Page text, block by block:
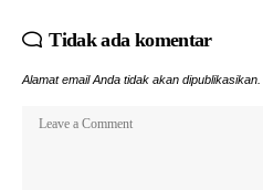
Tidak ada komentar
Alamat email Anda tidak akan dipublikasikan.